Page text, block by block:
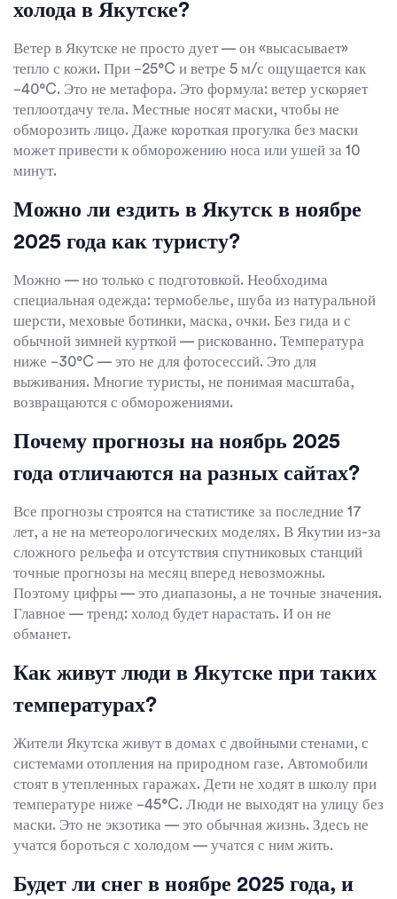
холода в Якутске?
Ветер в Якутске не просто дует — он «высасывает»
тепло с кожи. При −25°C и ветре 5 м/с ощущается как
−40°C. Это не метафора. Это формула: ветер ускоряет
теплоотдачу тела. Местные носят маски, чтобы не
обморозить лицо. Даже короткая прогулка без маски
может привести к обморожению носа или ушей за 10
минут.
Можно ли ездить в Якутск в ноябре
2025 года как туристу?
Можно — но только с подготовкой. Необходима
специальная одежда: термобелье, шуба из натуральной
шерсти, меховые ботинки, маска, очки. Без гида и с
обычной зимней курткой — рискованно. Температура
ниже −30°C — это не для фотосессий. Это для
выживания. Многие туристы, не понимая масштаба,
возвращаются с обморожениями.
Почему прогнозы на ноябрь 2025
года отличаются на разных сайтах?
Все прогнозы строятся на статистике за последние 17
лет, а не на метеорологических моделях. В Якутии из-за
сложного рельефа и отсутствия спутниковых станций
точные прогнозы на месяц вперед невозможны.
Поэтому цифры — это диапазоны, а не точные значения.
Главное — тренд: холод будет нарастать. И он не
обманет.
Как живут люди в Якутске при таких
температурах?
Жители Якутска живут в домах с двойными стенами, с
системами отопления на природном газе. Автомобили
стоят в утепленных гаражах. Дети не ходят в школу при
температуре ниже −45°C. Люди не выходят на улицу без
маски. Это не экзотика — это обычная жизнь. Здесь не
учатся бороться с холодом — учатся с ним жить.
Будет ли снег в ноябре 2025 года, и